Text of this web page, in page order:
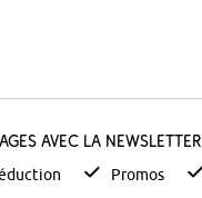
avec la newsletter
Promos